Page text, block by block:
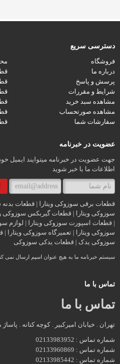
دسترسی سریع
فروشگاه
درباره ما
پرسش و پاسخ
شرایط و مقررات
مشاهده سبد خرید
مشاهده صورتحساب
سفارشات شما
عضویت در خبرنامه
جهت عضویت در خبرنامه میتوایند ایمیل خود
اطلاعات ما با خبر شوید
قطعات برقی سوزوکی ویتارا | قطعات بدنه
سوزوکی ویتارا | قطعات گیربکس سوزوکی
| قطعات اسپورت سوزوکی ویتارا | لوازم
سوزوکی ویتارا | تعمیرگاه سوزوکی ویتارا
سوزوکی یدک | قطعات یدکی سوزوکی
سیستم خبرنامه ما به هیچ عنوان اسپم ارسال نمی
تماس با ما
تماس با ما
تهران . خیابان امیرکبیر . کوچه کتانه . پاساژ مهدی .
شماره تماس : 02133983952
شماره تماس : 02133960869
شماره تماس : 02133985442